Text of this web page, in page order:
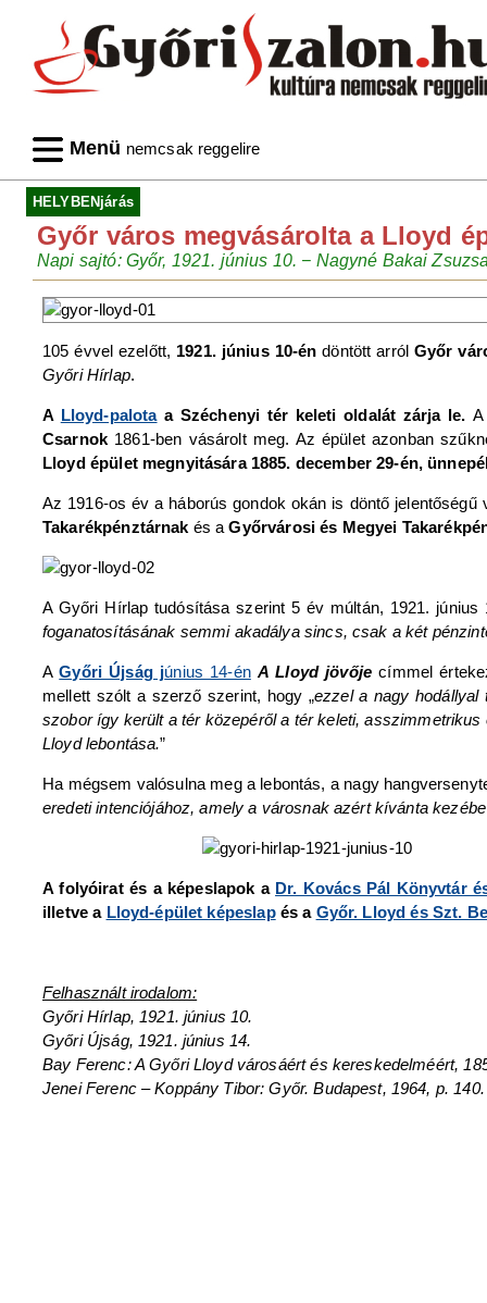
Menü nemcsak reggelire
HELYBENjárás
Győr város megvásárolta a Lloyd
Napi sajtó: Győr, 1921. június 10. − Nagyné Bakai
105 évvel ezelőtt, 1921. június 10-én döntött arról Győr
Győri Hírlap.
A Lloyd-palotaa Széchenyi tér keleti oldalát zárja le.
Csarnok 1861-ben vásárolt meg. Az épület azonban
Lloyd épület megnyitására 1885. december 29-én,
Az 1916-os év a háborús gondok okán is döntő
Takarékpénztárnak és a Győrvárosi és Megyei
A Győri Hírlap tudósítása szerint 5 év múltán, 1921.
foganatosításának semmi akadálya sincs, csak a két
AGyőri Újság június 14-én A Lloyd jövője címmel
mellett szólt a szerző szerint, hogy „ezzel a nagy hodállyal
szobor így került a tér közepéről a tér keleti,
Lloyd lebontása.”
Ha mégsem valósulna meg a lebontás, a nagy
eredeti intenciójához, amely a városnak azért kívánta
A folyóirat és a képeslapok a Dr. Kovács Pál Könyvtár
illetve a Lloyd-épület képeslapés a Győr. Lloyd és Szt.
Felhasznált irodalom:
Győri Hírlap, 1921. június 10.
Győri Újság, 1921. június 14.
Bay Ferenc: A Győri Lloyd városáért és kereskedelméért,
Jenei Ferenc – Koppány Tibor: Győr. Budapest, 1964, p. 140.